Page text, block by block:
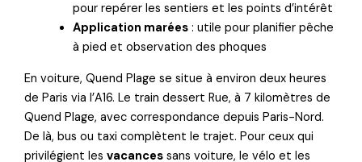
pour repérer les sentiers et les points d’intérêt
Application marées : utile pour planifier pêche
à pied et observation des phoques
En voiture, Quend Plage se situe à environ deux heures
de Paris via l’A16. Le train dessert Rue, à 7 kilomètres de
Quend Plage, avec correspondance depuis Paris-Nord.
De là, bus ou taxi complètent le trajet. Pour ceux qui
privilégient lesvacances sans voiture, le vélo et les